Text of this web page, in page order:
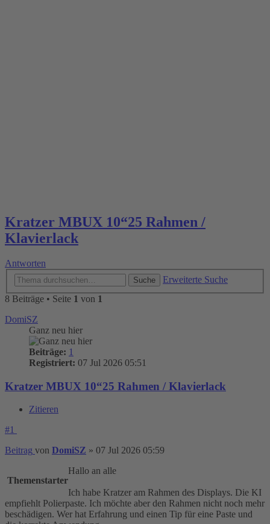
Kratzer MBUX 10“25 Rahmen /
Klavierlack
Antworten
Suche
Erweiterte Suche
8 Beiträge • Seite 1 von 1
DomiSZ
Ganz neu hier
Beiträge: 1
Registriert: 07 Jul 2026 05:51
Kratzer MBUX 10“25 Rahmen / Klavierlack
Zitieren
#1
Beitrag von DomiSZ » 07 Jul 2026 05:59
Themenstarter
Hallo an alle
Ich habe Kratzer am Rahmen des Displays. Die KI
empfiehlt Polierpaste. Ich möchte aber den Rahmen nicht noch mehr
beschädigen. Wer hat Erfahrung und einen Tip für eine Paste und